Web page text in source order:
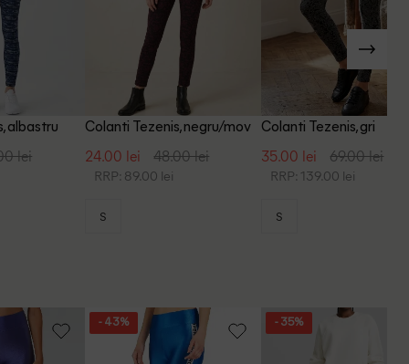
albastru
lei
Colanti Tezenis, negru/mov
24.00 lei 48.00 lei
RRP: 89.00 lei
S
Colanti Tezenis, gri
35.00 lei 69.00 lei
RRP: 139.00 lei
S
- 43% - 35%